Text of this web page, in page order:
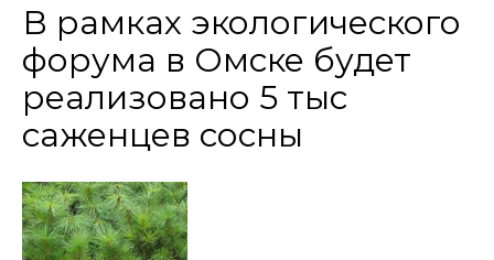
В рамках экологического
форума в Омске будет
реализовано 5 тыс
саженцев сосны